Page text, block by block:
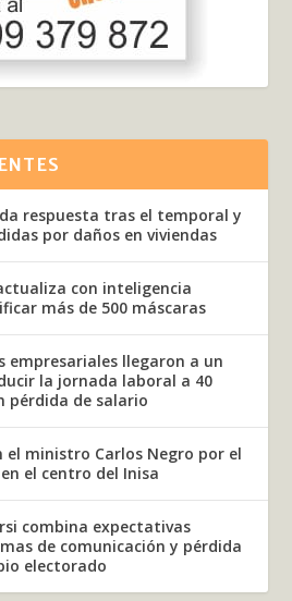
respuesta tras el temporal y
por daños en viviendas
con inteligencia
más de 500 máscaras
empresariales llegaron a un
la jornada laboral a 40
pérdida de salario
el ministro Carlos Negro por el
el centro del Inisa
combina expectativas
de comunicación y pérdida
electorado